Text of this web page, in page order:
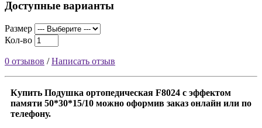
Доступные варианты
Размер
Кол-во
0 отзывов /Написать отзыв
Купить Подушка ортопедическая F8024 c эффектом
памяти 50*30*15/10 можно оформив заказ онлайн или по
телефону.